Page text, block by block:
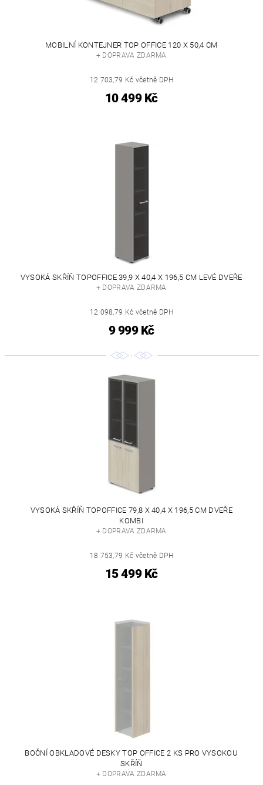
MOBILNÍ KONTEJNER TOP OFFICE 120 X 50,4 CM
+ DOPRAVA ZDARMA
12 703,79 Kč včetně DPH
10 499 Kč
VYSOKÁ SKŘÍŇ TOPOFFICE 39,9 X 40,4 X 196,5 CM LEVÉ DVEŘE
+ DOPRAVA ZDARMA
12 098,79 Kč včetně DPH
9 999 Kč
VYSOKÁ SKŘÍŇ TOPOFFICE 79,8 X 40,4 X 196,5 CM DVEŘE
KOMBI
+ DOPRAVA ZDARMA
18 753,79 Kč včetně DPH
15 499 Kč
BOČNÍ OBKLADOVÉ DESKY TOP OFFICE 2 KS PRO VYSOKOU
SKŘÍŇ
+ DOPRAVA ZDARMA